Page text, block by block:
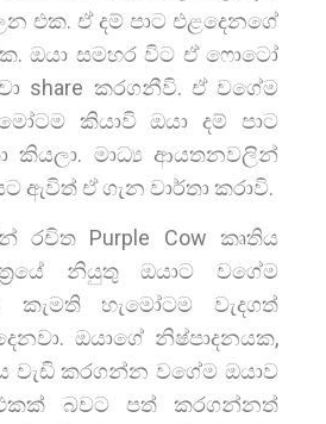
එක. ඒ දම් පාට එළදෙනගේ
ඔයා සමහර විට ඒ ෆොටෝ
share කරගනීවි. ඒ වගේම
කියාවි ඔයා දම් පාට
කියලා. මාධ්‍ය ආයතනවලින්
ඇවිත් ඒ ගැන වාර්තා කරාවි.
රචිත Purple Cow කෘතිය
නියුතු ඔයාට වගේම
කැමති හැමෝටම වැදගත්
ඔයාගේ නිෂ්පාදනයක,
වැඩි කරගන්න වගේම ඔයාව
එකක් බවට පත් කරගන්නත්